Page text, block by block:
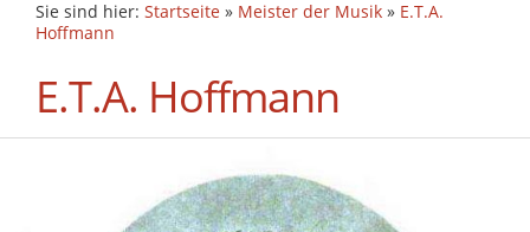
Sie sind hier: Startseite » Meister der Musik » E.T.A.
Hoffmann
E.T.A. Hoffmann